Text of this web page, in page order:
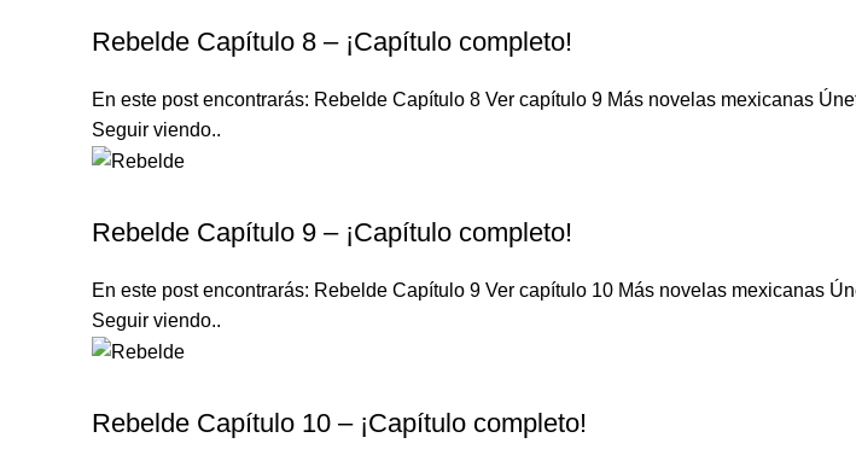
Rebelde Capítulo 8 – ¡Capítulo completo!
En este post encontrarás: Rebelde Capítulo 8 Ver capítulo 9 Más novelas mexicanas
Seguir viendo..
Rebelde Capítulo 9 – ¡Capítulo completo!
En este post encontrarás: Rebelde Capítulo 9 Ver capítulo 10 Más novelas mexicanas
Seguir viendo..
Rebelde Capítulo 10 – ¡Capítulo completo!